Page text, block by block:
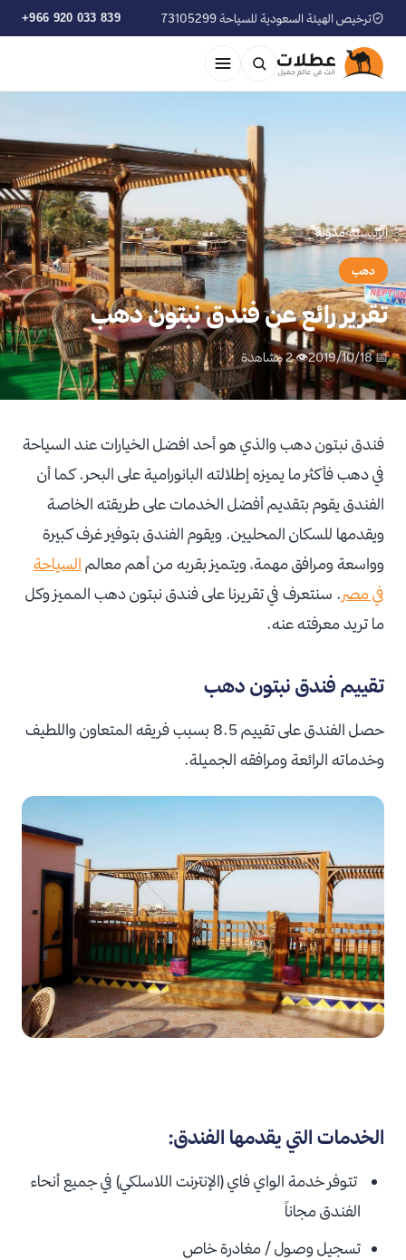
ترخيص الهيئة السعودية للسياحة 73105299 +966 920 033 839
الرئيسية›مدوّنة
دهب
تقرير رائع عن فندق نبتون دهب
📅 2019/10/18 👁 2 مشاهدة
فندق نبتون دهبوالذي هو أحد افضل الخيارات عند السياحة
في دهب فأكثر ما يميزه إطلالته البانورامية على البحر. كما أن
الفندق يقوم بتقديم أفضل الخدمات على طريقته الخاصة
ويقدمها للسكان المحليين. ويقوم الفندق بتوفير غرف كبيرة
وواسعة ومرافق مهمة، ويتميز بقربه من أهم معالم السياحة
في مصر. سنتعرف في تقريرنا علىفندق نبتون دهب المميز وكل
ما تريد معرفته عنه.
تقييم فندق نبتون دهب
حصل الفندق على تقييم 8.5 بسبب فريقه المتعاون واللطيف
وخدماته الرائعة ومرافقه الجميلة.
الخدمات التي يقدمها الفندق:
تتوفر خدمة الواي فاي (الإنترنت اللاسلكي) في جميع أنحاء
الفندق مجاناً
تسجيل وصول / مغادرة خاص